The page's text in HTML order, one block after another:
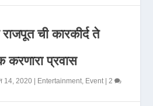
ची कारकीर्द ते
प्रवास
14, 2020 Entertainment, Event|2